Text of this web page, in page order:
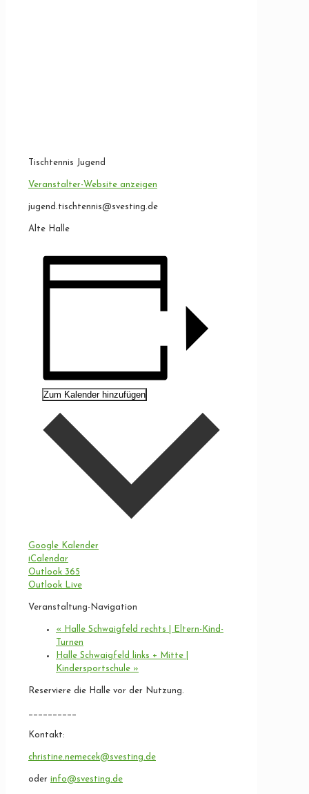
Tischtennis Jugend
Veranstalter-Website anzeigen
jugend.tischtennis@svesting.de
Alte Halle
Zum Kalender hinzufügen
Google Kalender
iCalendar
Outlook 365
Outlook Live
Veranstaltung-Navigation
« Halle Schwaigfeld rechts | Eltern-Kind-
Turnen
Halle Schwaigfeld links + Mitte |
Kindersportschule »
Reserviere die Halle vor der Nutzung.
__________
Kontakt:
christine.nemecek@svesting.de
oder info@svesting.de